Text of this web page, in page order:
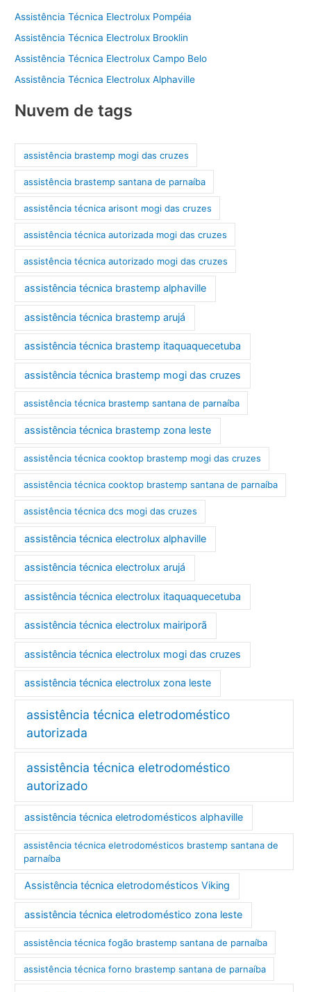
Assistência Técnica Electrolux Pompéia
Assistência Técnica Electrolux Brooklin
Assistência Técnica Electrolux Campo Belo
Assistência Técnica Electrolux Alphaville
Nuvem de tags
assistência brastemp mogi das cruzes
assistência brastemp santana de parnaíba
assistência técnica arisont mogi das cruzes
assistência técnica autorizada mogi das cruzes
assistência técnica autorizado mogi das cruzes
assistência técnica brastemp alphaville
assistência técnica brastemp arujá
assistência técnica brastemp itaquaquecetuba
assistência técnica brastemp mogi das cruzes
assistência técnica brastemp santana de parnaíba
assistência técnica brastemp zona leste
assistência técnica cooktop brastemp mogi das cruzes
assistência técnica cooktop brastemp santana de parnaíba
assistência técnica dcs mogi das cruzes
assistência técnica electrolux alphaville
assistência técnica electrolux arujá
assistência técnica electrolux itaquaquecetuba
assistência técnica electrolux mairiporã
assistência técnica electrolux mogi das cruzes
assistência técnica electrolux zona leste
assistência técnica eletrodoméstico
autorizada
assistência técnica eletrodoméstico
autorizado
assistência técnica eletrodomésticos alphaville
assistência técnica eletrodomésticos brastemp santana de
parnaíba
Assistência técnica eletrodomésticos Viking
assistência técnica eletrodoméstico zona leste
assistência técnica fogão brastemp santana de parnaíba
assistência técnica forno brastemp santana de parnaíba